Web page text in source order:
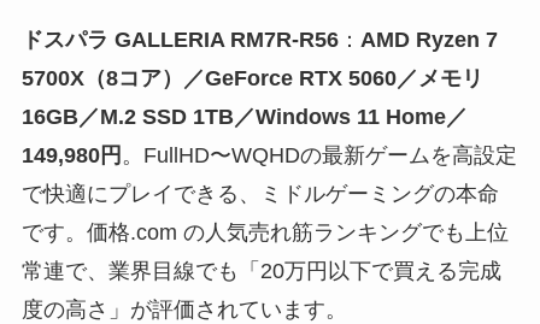
ドスパラ GALLERIA RM7R-R56： AMD Ryzen 7
5700X（8コア）／GeForce RTX 5060／メモリ
16GB／M.2 SSD 1TB／Windows 11 Home／
149,980円 。FullHD〜WQHDの最新ゲームを高設定
で快適にプレイできる、ミドルゲーミングの本命
です。価格.com の人気売れ筋ランキングでも上位
常連で、業界目線でも「20万円以下で買える完成
度の高さ」が評価されています。